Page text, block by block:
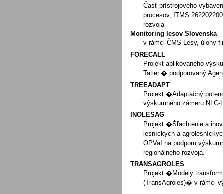
Časť prístrojového
procesov, ITMS
rozvoja
Monitoring lesov Slovenska
v rámci ČMS Lesy, úlohy
FORECALL
Projekt aplikovaného
Tatier.� podporovaný
TREEADAPT
Projekt �Adaptačný
výskumného zámeru NLC-
INOLESAG
Projekt �Šľachtenie a
lesníckych a
OPVaI na podporu
regionálneho rozvoja.
TRANSAGROLES
Projekt �Modely
(TransAgroles)� v rámci